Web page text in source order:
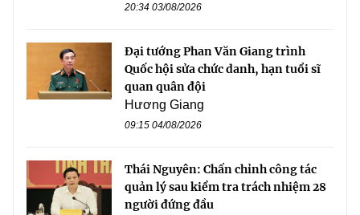
20:34 03/08/2026
Đại tướng Phan Văn Giang trình
Quốc hội sửa chức danh, hạn tuổi sĩ
quan quân đội
Hương Giang
09:15 04/08/2026
Thái Nguyên: Chấn chỉnh công tác
quản lý sau kiểm tra trách nhiệm 28
người đứng đầu